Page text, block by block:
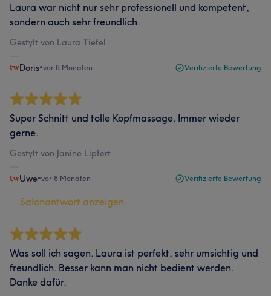
Laura war nicht nur sehr professionell und kompetent,
sondern auch sehr freundlich.
Gestylt von Laura Tiefel
Doris•vor 8 Monaten Verifizierte Bewertung
Super Schnitt und tolle Kopfmassage. Immer wieder
gerne.
Gestylt von Janine Lipfert
Uwe•vor 8 Monaten Verifizierte Bewertung
Salonantwort anzeigen
Was soll ich sagen. Laura ist perfekt, sehr umsichtig und
freundlich. Besser kann man nicht bedient werden.
Danke dafür.